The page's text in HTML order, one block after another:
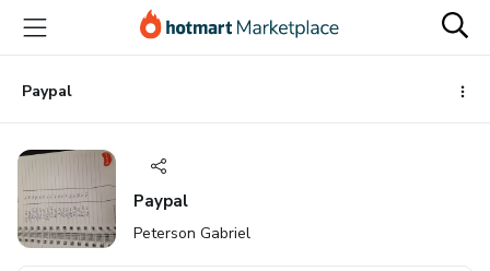
para
conteúdo
principal
para
pagamento
para
rodapé
Paypal
Paypal
Peterson Gabriel